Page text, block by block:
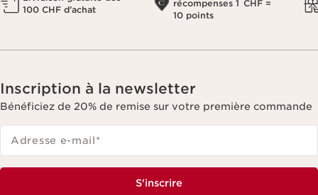
100 CHF d’achat
récompenses 1 CHF =
10 points
Inscription à la newsletter
Bénéficiez de 20% de remise sur votre première commande
Adresse e-mail*
S'inscrire